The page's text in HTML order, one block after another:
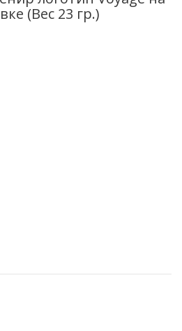
(Вес 23 гр.)